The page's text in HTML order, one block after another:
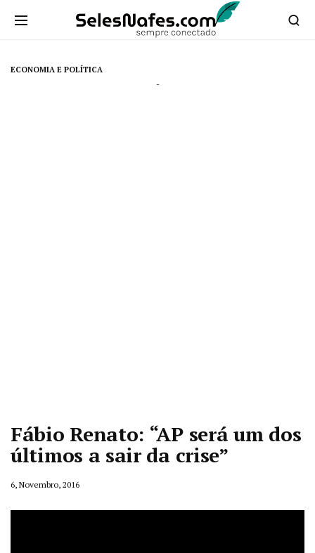
ECONOMIA E POLÍTICA
Fábio Renato: “AP será um dos
últimos a sair da crise”
6, Novembro, 2016